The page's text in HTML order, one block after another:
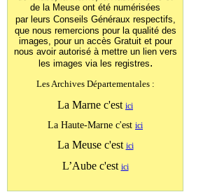
de la Meuse ont été numérisées
par leurs Conseils Généraux respectifs,
que nous remercions pour la qualité des
images, pour un accès Gratuit et pour
nous avoir autorisé à mettre un lien vers
les images via les registres.
Les Archives Départementales :
La Marne c'est ici
La Haute-Marne c'est ici
La Meuse c'est ici
L’Aube c'est ici